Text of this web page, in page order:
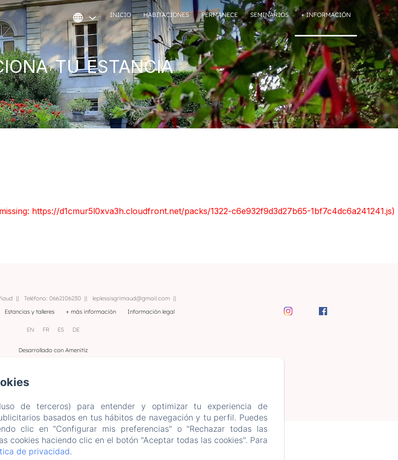
INICIO HABITACIONES PERMANECE SEMINARIOS + INFORMACIÓN
tu estancia
https://d1cmur5l0xva3h.cloudfront.net/packs/1322-c6e932f9d3d27b65-1bf7c4dc6a241241.js)
Teléfono: 0662106230
leplessisgrimaud@gmail.com
Estancias y talleres + más información Información legal
EN FR ES DE
Desarrollado con Amenitiz
de terceros) para entender y optimizar tu experiencia de
basados en tus hábitos de navegación y tu perfil. Puedes
clic en "Configurar mis preferencias" o "Rechazar todas las
cookies haciendo clic en el botón "Aceptar todas las cookies". Para
de privacidad.